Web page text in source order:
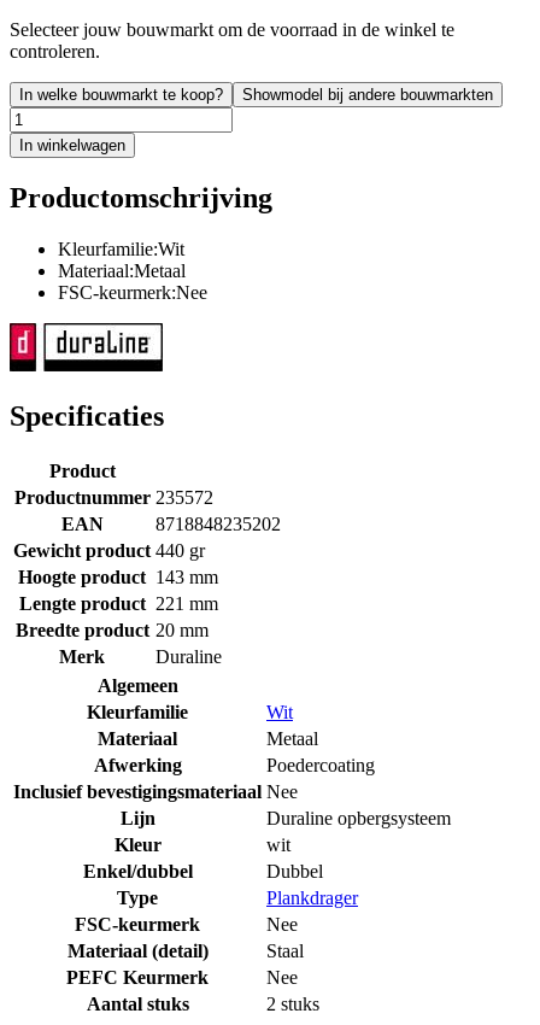
Selecteer jouw bouwmarkt om de voorraad in de winkel te
controleren.
In welke bouwmarkt te koop? Showmodel bij andere bouwmarkten
In winkelwagen
Productomschrijving
Kleurfamilie:Wit
Materiaal:Metaal
FSC-keurmerk:Nee
Specificaties
Product
Productnummer 235572
EAN
8718848235202
Gewicht product 440 gr
Hoogte product 143 mm
Lengte product 221 mm
Breedte product 20 mm
Merk
Duraline
Algemeen
Kleurfamilie
Wit
Materiaal
Metaal
Afwerking
Poedercoating
Inclusief bevestigingsmateriaal Nee
Lijn
Duraline opbergsysteem
Kleur
wit
Enkel/dubbel
Dubbel
Type
Plankdrager
FSC-keurmerk
Nee
Materiaal (detail)
Staal
PEFC Keurmerk
Nee
Aantal stuks
2 stuks